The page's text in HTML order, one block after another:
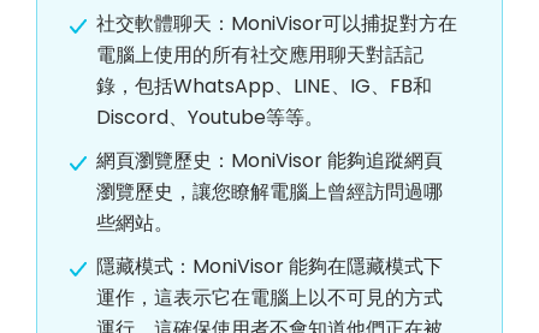
社交軟體聊天：MoniVisor可以捕捉對方在
電腦上使用的所有社交應用聊天對話記
錄，包括WhatsApp、LINE、IG、FB和
Discord、Youtube等等。
網頁瀏覽歷史：MoniVisor 能夠追蹤網頁
瀏覽歷史，讓您瞭解電腦上曾經訪問過哪
些網站。
隱藏模式：MoniVisor 能夠在隱藏模式下
運作，這表示它在電腦上以不可見的方式